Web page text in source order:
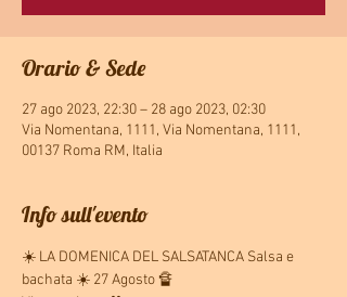
Orario & Sede
27 ago 2023, 22:30 – 28 ago 2023, 02:30
Via Nomentana, 1111, Via Nomentana, 1111,
00137 Roma RM, Italia
Info sull'evento
☀️ LA DOMENICA DEL SALSATANCA Salsa e
bachata ☀️ 27 Agosto 🔏